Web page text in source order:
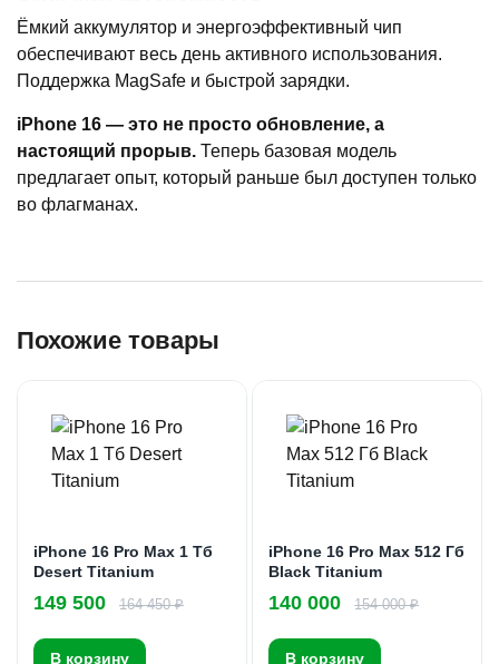
Ёмкий аккумулятор и энергоэффективный чип
обеспечивают весь день активного использования.
Поддержка MagSafe и быстрой зарядки.
iPhone 16 — это не просто обновление, а
настоящий прорыв. Теперь базовая модель
предлагает опыт, который раньше был доступен только
во флагманах.
Похожие товары
iPhone 16 Pro Max 1 Тб
Desert Titanium
149 500 164 450 ₽
В корзину
iPhone 16 Pro Max 512 Гб
Black Titanium
140 000 154 000 ₽
В корзину